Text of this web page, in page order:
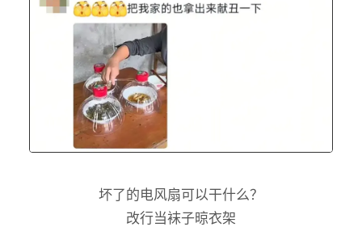
坏了的电风扇可以干什么？
改行当袜子晾衣架